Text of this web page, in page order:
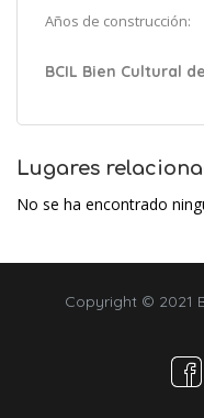
Años de construcción:
BCIL Bien Cultural
Lugares
No se ha encontrado
Copyright © 2021